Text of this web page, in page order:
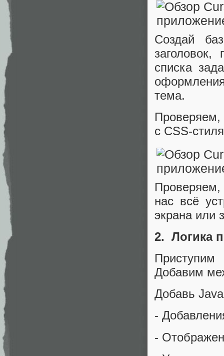
Создай
списка
тема.
Проверяем,
с CSS-
Проверяем,
нас всё
экрана или
2. Логика
Добавим
Добавь
-
-